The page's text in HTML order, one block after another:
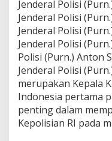
r
a
k
e
-
8
0
*
Jenderal Polisi
Jenderal Polisi
Jenderal Polisi
Jenderal Polisi
Polisi (Purn.) Anton
Jenderal Polisi
merupakan Kepala
Indonesia pertama
penting dalam
Kepolisian RI pada